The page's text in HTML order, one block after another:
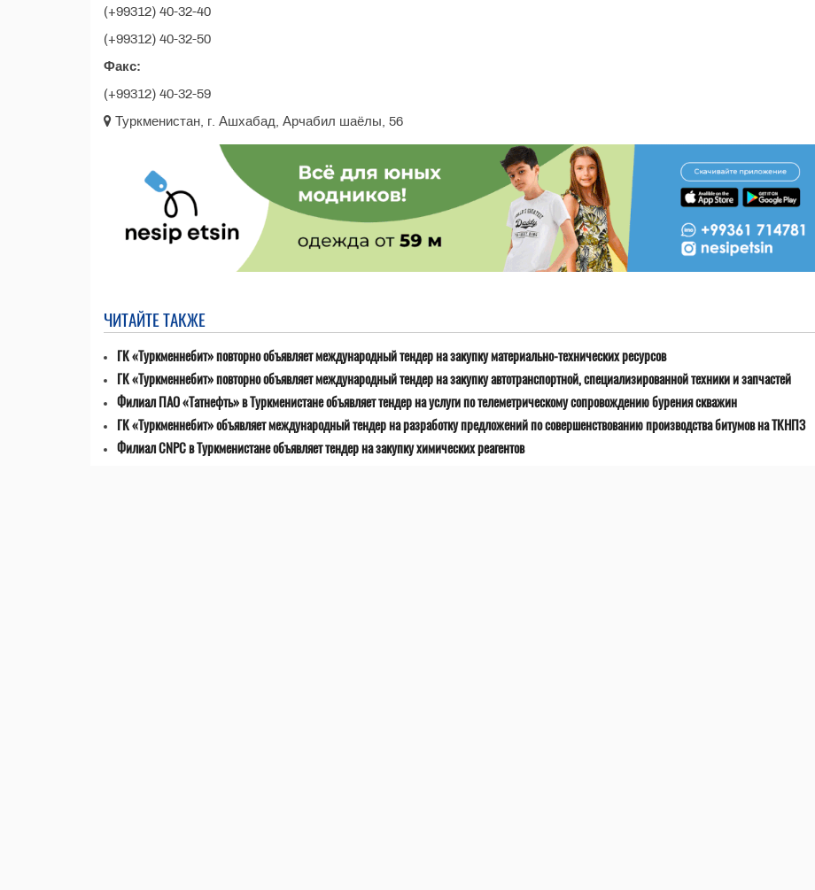
(+99312) 40-32-40
(+99312) 40-32-50
Факс:
(+99312) 40-32-59
Туркменистан, г. Ашхабад, Арчабил шаёлы, 56
ЧИТАЙТЕ ТАКЖЕ
ГК «Туркменнебит» повторно объявляет международный тендер на закупку материально-технических ресурсов
ГК «Туркменнебит» повторно объявляет международный тендер на закупку автотранспортной, специализированной техники и запчастей
Филиал ПАО «Татнефть» в Туркменистане объявляет тендер на услуги по телеметрическому сопровождению бурения скважин
ГК «Туркменнебит» объявляет международный тендер на разработку предложений по совершенствованию производства битумов на ТКНПЗ
Филиал CNPC в Туркменистане объявляет тендер на закупку химических реагентов